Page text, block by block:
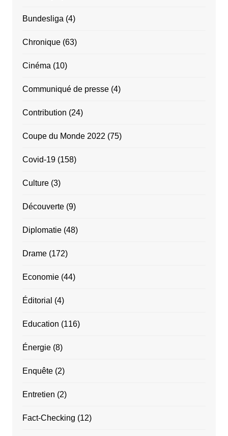
Bundesliga (4)
Chronique(63)
Cinéma (10)
Communiqué de presse(4)
Contribution (24)
Coupe du Monde 2022 (75)
Covid-19(158)
Culture(3)
Découverte(9)
Diplomatie(48)
Drame(172)
Economie(44)
Éditorial (4)
Education (116)
Énergie(8)
Enquête(2)
Entretien (2)
Fact-Checking (12)